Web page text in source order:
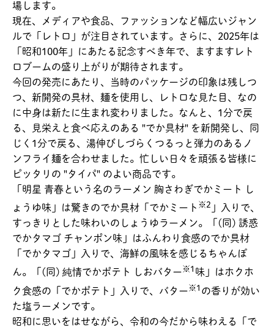
場します。
現在、メディアや食品、ファッションなど幅広いジャン
ルで「レトロ」が注目されています。さらに、2025年は
「昭和100年」にあたる記念すべき年で、ますますレト
ロブームの盛り上がりが期待されます。
今回の発売にあたり、当時のパッケージの印象は残しつ
つ、新開発の具材、麺を使用し、レトロな見た目、なの
に中身は新たに生まれ変わりました。なんと、1分で戻
る、見栄えと食べ応えのある "でか具材" を新開発し、同
じく1分で戻る、湯伸びしづらくつるっと弾力のあるノ
ンフライ麺を合わせました。忙しい日々を頑張る皆様に
ピッタリの "タイパ" のよい商品です。
「明星 青春という名のラーメン 胸さわぎでかミート し
ょうゆ味」は驚きのでか具材「でかミート ※2 」入りで、
すっきりとした味わいのしょうゆラーメン。「(同) 誘惑
でかタマゴ チャンポン味」はふんわり食感のでか具材
「でかタマゴ」入りで、海鮮の風味を感じるちゃんぽ
ん。「(同) 純情でかポテト しおバター ※1 味」はホクホ
ク食感の「でかポテト」入りで、バター※1 の香りが効い
た塩ラーメンです。
昭和に思いをはせながら、令和の今だから味わえる「で